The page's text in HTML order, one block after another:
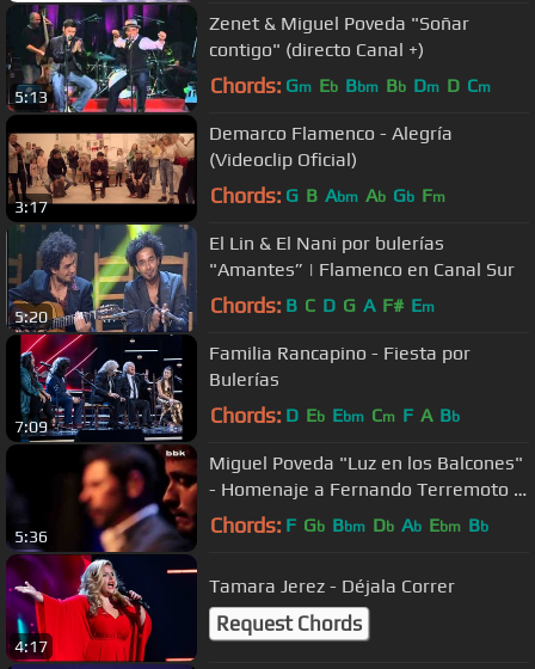
5:13
Zenet & Miguel Poveda "Soñar
contigo" (directo Canal +)
Chords: Gm Eb Bbm Bb Dm D Cm
3:17
Demarco Flamenco - Alegría
(Videoclip Oficial)
Chords: G B Abm Ab Gb Fm
5:20
El Lin & El Nani por bulerías
"Amantes” | Flamenco en Canal Sur
Chords: B C D G A F# Em
7:09
Familia Rancapino - Fiesta por
Bulerías
Chords: D Eb Ebm Cm F A Bb
5:36
Miguel Poveda "Luz en los Balcones"
- Homenaje a Fernando Terremoto -
Sala BBK Bilbao - 29.06.2011
Chords: F Gb Bbm Db Ab Ebm Bb
4:17
Tamara Jerez - Déjala Correr
Request Chords